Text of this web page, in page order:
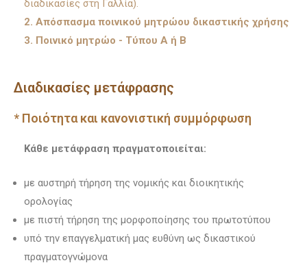
διαδικασίες στη Γαλλία).
2. Απόσπασμα ποινικού μητρώου δικαστικής χρήσης
3. Ποινικό μητρώο - Τύπου Α ή Β
Διαδικασίες μετάφρασης
* Ποιότητα και κανονιστική συμμόρφωση
Κάθε μετάφραση πραγματοποιείται:
με αυστηρή τήρηση της νομικής και διοικητικής
ορολογίας
με πιστή τήρηση της μορφοποίησης του πρωτοτύπου
υπό την επαγγελματική μας ευθύνη ως δικαστικού
πραγματογνώμονα